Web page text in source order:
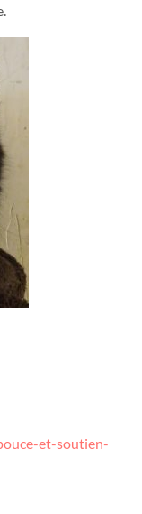
et-soutien-